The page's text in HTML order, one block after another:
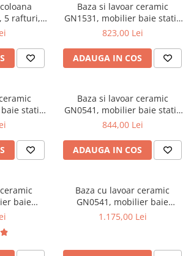
gradinita
si dormitor
5 rafturi, 4
Baza si lavoar ceramic
GN1531, mobilier baie stativ
55 cm, front MDF, 2 usi, 2
picioare cromate reglabile,
alb
823,00 Lei
ADAUGA IN COS
stativ
2 usi, 3
reglabile,
Baza si lavoar ceramic
GN0541, mobilier baie stativ
60 cm, front MDF, 2 usi, 2
picioare cromate reglabile,
alb
844,00 Lei
ADAUGA IN COS
baie
MDF,
Baza cu lavoar ceramic
GN0541, mobilier baie
suspendat 80 cm, front MDF,
1.175,00 Lei